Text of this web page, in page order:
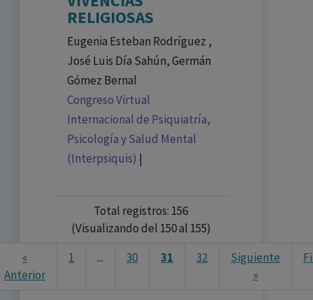
RELIGIOSAS
Eugenia Esteban Rodríguez ,
José Luis Día Sahún, Germán
Gómez Bernal
Congreso Virtual
Internacional de Psiquiatría,
Psicología y Salud Mental
(Interpsiquis) |
Total registros: 156
(Visualizando del 150 al 155)
«
Anterior
1 ... 30 31 32
Siguiente
»